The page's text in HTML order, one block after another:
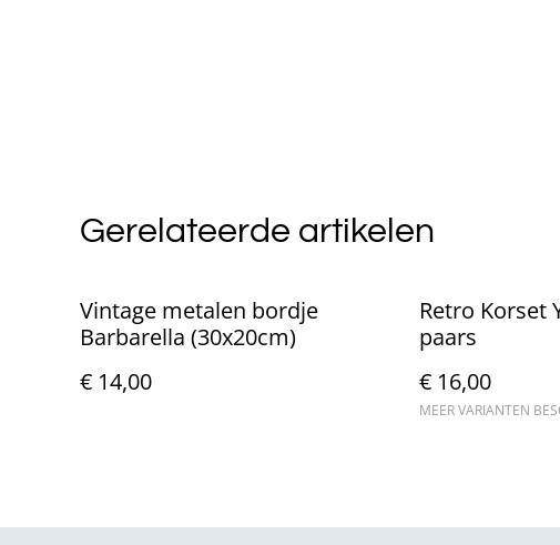
Gerelateerde artikelen
Vintage metalen bordje
Barbarella (30x20cm)
€ 14,00
Retro Korset
paars
€ 16,00
MEER VARIANTEN